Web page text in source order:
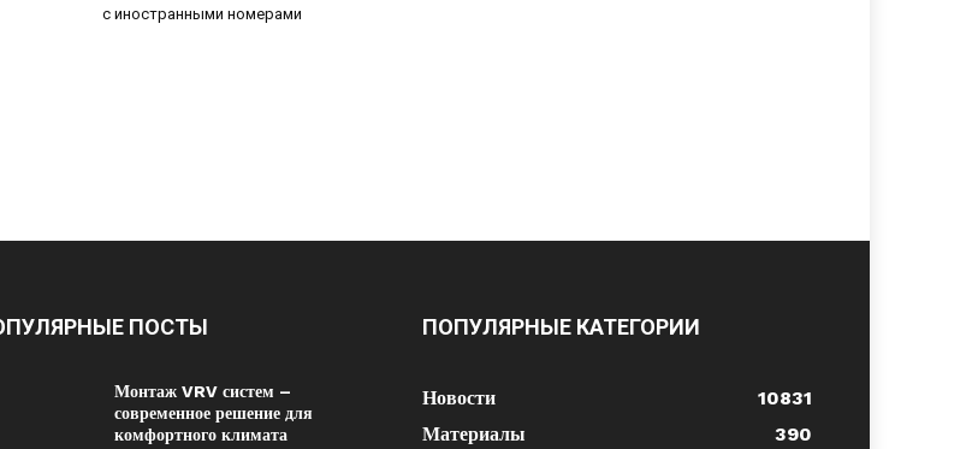
с иностранными номерами
ПОСТЫ
Монтаж VRV систем –
современное решение для
комфортного климата
ПОПУЛЯРНЫЕ КАТЕГОРИИ
Новости
10831
Материалы
390